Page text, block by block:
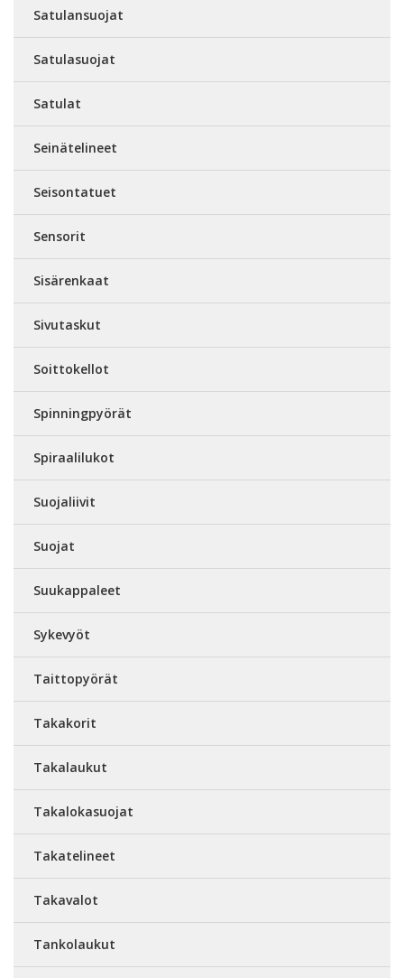
Satulansuojat
Satulasuojat
Satulat
Seinätelineet
Seisontatuet
Sensorit
Sisärenkaat
Sivutaskut
Soittokellot
Spinningpyörät
Spiraalilukot
Suojaliivit
Suojat
Suukappaleet
Sykevyöt
Taittopyörät
Takakorit
Takalaukut
Takalokasuojat
Takatelineet
Takavalot
Tankolaukut